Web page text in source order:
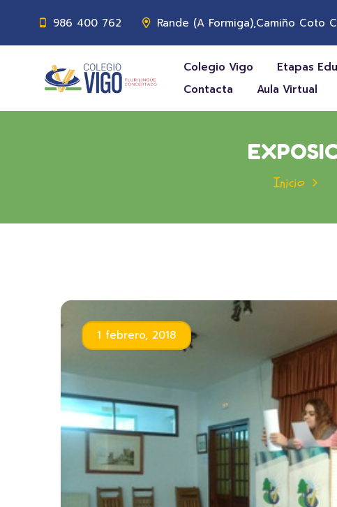
986 400 762 Rande (A Formiga),Camiño Coto
Colegio Vigo Etapas
Contacta
Aula Virtual
Inicio
1 febrero, 2018